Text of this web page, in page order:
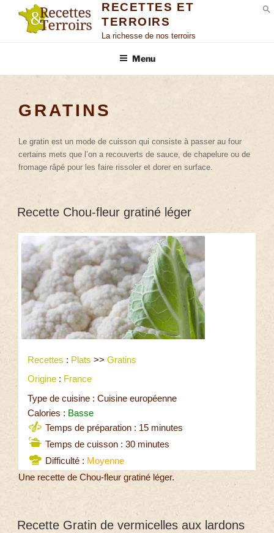
RECETTES ET
TERROIRS
La richesse de nos terroirs
Menu
GRATINS
Le gratin est un mode de cuisson qui consiste à passer au four
certains mets que l’on a recouverts de sauce, de chapelure ou de
fromage râpé pour les faire rissoler et dorer en surface.
Recette Chou-fleur gratiné léger
Recettes : Plats >> Gratins
Origine : France
Type de cuisine : Cuisine européenne
Calories : Basse
Temps de préparation : 15 minutes
Temps de cuisson : 30 minutes
Difficulté : Moyenne
Une recette de Chou-fleur gratiné léger.
Recette Gratin de vermicelles aux lardons